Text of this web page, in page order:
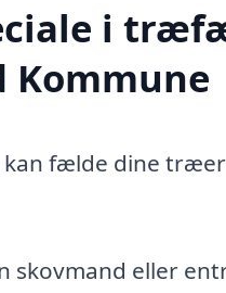
i
Kommune
fælde dine
skovmand eller